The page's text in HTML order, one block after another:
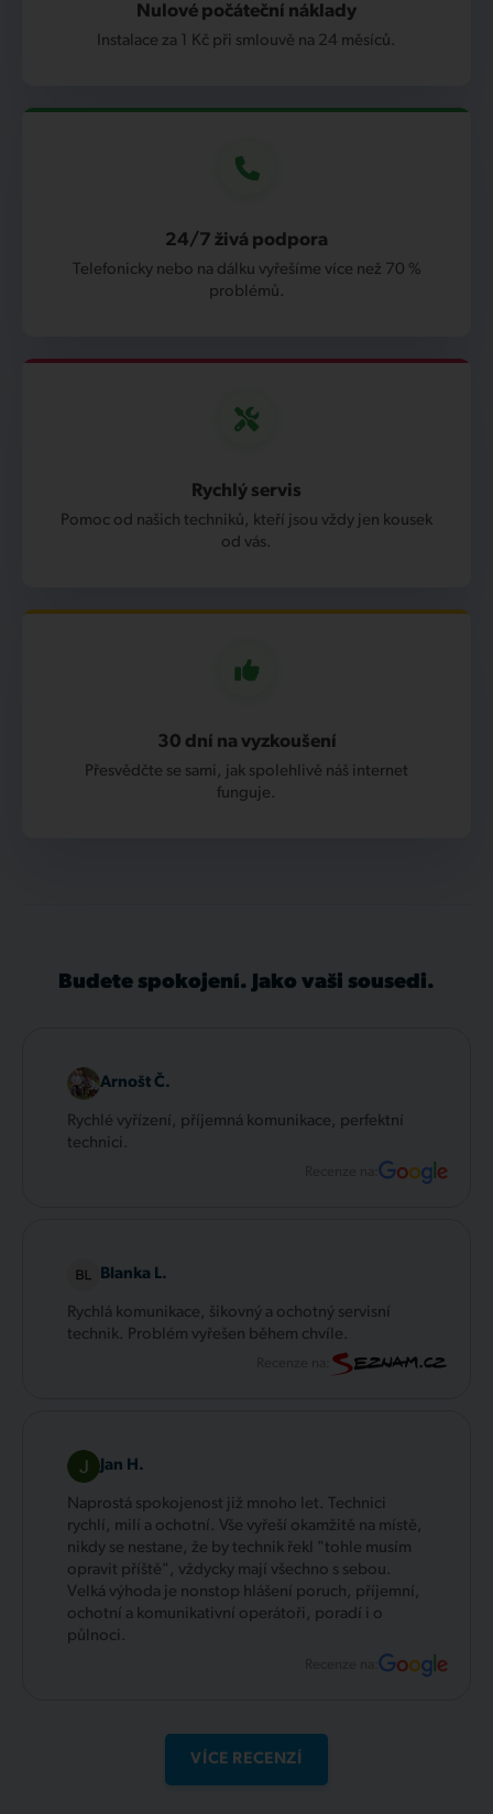
Nulové počáteční náklady
Instalace za 1 Kč při smlouvě na 24 měsíců.
24/7 živá podpora
Telefonicky nebo na dálku vyřešíme více než 70 %
problémů.
Rychlý servis
Pomoc od našich techniků, kteří jsou vždy jen kousek
od vás.
30 dní na vyzkoušení
Přesvědčte se sami, jak spolehlivě náš internet
funguje.
Budete spokojení. Jako vaši sousedi.
Arnošt Č.
Rychlé vyřízení, příjemná komunikace, perfektní
technici.
Recenze na:
Blanka L.
Rychlá komunikace, šikovný a ochotný servisní
technik. Problém vyřešen během chvíle.
Jan H.
Naprostá spokojenost již mnoho let. Technici
rychlí, milí a ochotní. Vše vyřeší okamžitě na místě,
nikdy se nestane, že by technik řekl "tohle musím
opravit příště", vždycky mají všechno s sebou.
Velká výhoda je nonstop hlášení poruch, příjemní,
ochotní a komunikativní operátoři, poradí i o
půlnoci.
Recenze na:
VÍCE RECENZÍ